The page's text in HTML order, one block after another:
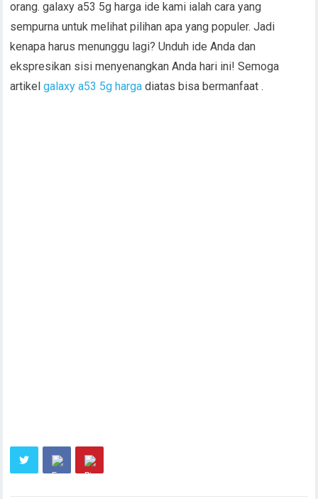
orang. galaxy a53 5g harga ide kami ialah cara yang
sempurna untuk melihat pilihan apa yang populer. Jadi
kenapa harus menunggu lagi? Unduh ide Anda dan
ekspresikan sisi menyenangkan Anda hari ini! Semoga
artikelgalaxy a53 5g hargadiatas bisa bermanfaat .